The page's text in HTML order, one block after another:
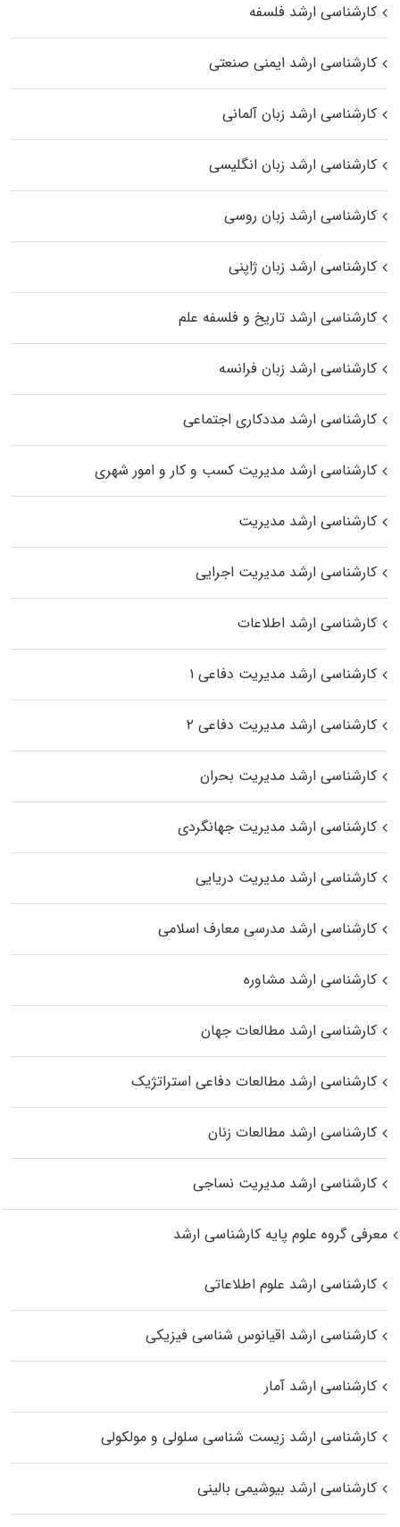
کارشناسی ارشد فلسفه
کارشناسی ارشد ایمنی صنعتی
کارشناسی ارشد زبان آلمانی
کارشناسی ارشد زبان انگلیسی
کارشناسی ارشد زبان روسی
کارشناسی ارشد زبان ژاپنی
کارشناسی ارشد تاریخ و فلسفه علم
کارشناسی ارشد زبان فرانسه
کارشناسی ارشد مددکاری اجتماعی
کارشناسی ارشد مدیریت کسب و کار و امور شهری
کارشناسی ارشد مدیریت
کارشناسی ارشد مدیریت اجرایی
کارشناسی ارشد اطلاعات
کارشناسی ارشد مدیریت دفاعی ۱
کارشناسی ارشد مدیریت دفاعی ۲
کارشناسی ارشد مدیریت بحران
کارشناسی ارشد مدیریت جهانگردی
کارشناسی ارشد مدیریت دریایی
کارشناسی ارشد مدرسی معارف اسلامی
کارشناسی ارشد مشاوره
کارشناسی ارشد مطالعات جهان
کارشناسی ارشد مطالعات دفاعی استراتژیک
کارشناسی ارشد مطالعات زنان
کارشناسی ارشد مدیریت نساجی
معرفی گروه علوم پایه کارشناسی ارشد
کارشناسی ارشد علوم اطلاعاتی
کارشناسی ارشد اقیانوس‌ شناسی فیزیکی
کارشناسی ارشد آمار
کارشناسی ارشد زیست شناسی سلولی و مولکولی
کارشناسی ارشد بیوشیمی بالینی